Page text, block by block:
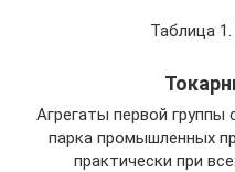
Таблица
Агрегаты первой группы
парка промышленных
практически при